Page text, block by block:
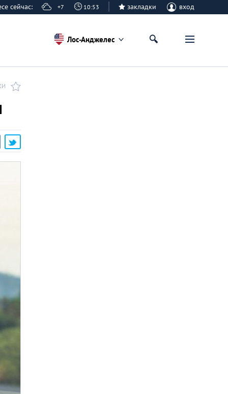
сейчас: +7 10:53 закладки вход
Лос-Анджелес